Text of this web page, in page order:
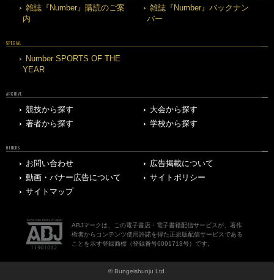
雑誌『Number』購読のご案
内
雑誌『Number』バックナン
バー
SPECIAL
Number SPORTS OF THE
YEAR
ARCHIVE
競技から探す
大会から探す
著者から探す
学校から探す
OTHERS
お問い合わせ
広告掲載について
動画・バナー広告について
サイトポリシー
サイトマップ
ABJマークは、この電子書店・電子書籍配信サービスが、著作
権者からコンテンツ使用許諾を得た正規版配信サービスである
ことを示す登録商標（登録番号6091713号）です。
© Bungeishunju Ltd.